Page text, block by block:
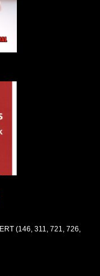
(146, 311, 721, 726,